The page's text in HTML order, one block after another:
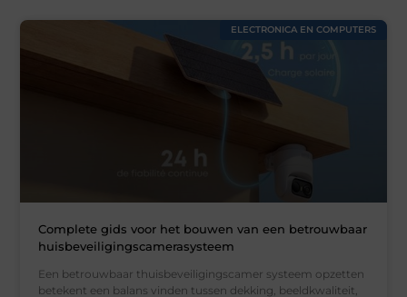
ELECTRONICA EN COMPUTERS
Complete gids voor het bouwen van een betrouwbaar
huisbeveiligingscamerasysteem
Een betrouwbaar thuisbeveiligingscamer systeem opzetten
betekent een balans vinden tussen dekking, beeldkwaliteit,